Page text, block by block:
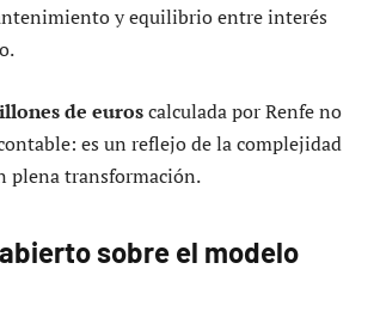
y equilibrio entre interés
de euroscalculada por Renfe no
es un reflejo de la complejidad
plena transformación.
sobre el modelo